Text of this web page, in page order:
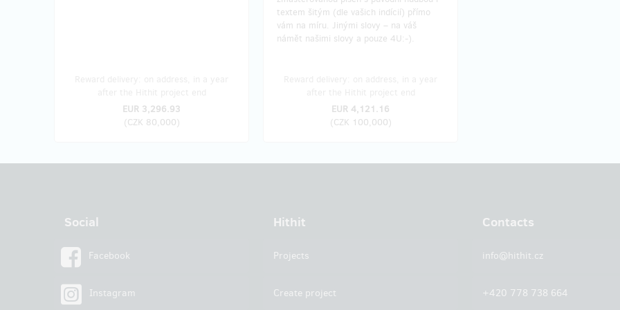
EUR 3,296.93
(CZK 80,000)
textem šitým (dle vašich indícií) přímo
vám na míru. Jinými slovy – na váš
námět našimi slovy a pouze 4U:-).
EUR 4,121.16
(CZK 100,000)
Social
Facebook
Instagram
Hithit
Projects
Create project
Contacts
info@hithit.cz
+420 778 738 664